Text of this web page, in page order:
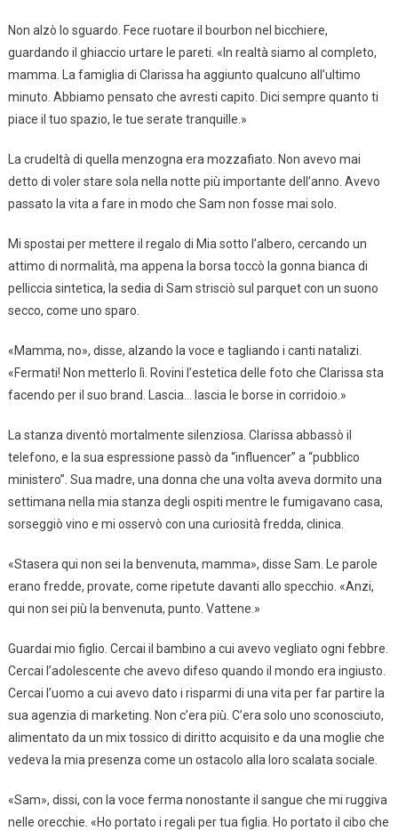
Non alzò lo sguardo. Fece ruotare il bourbon nel bicchiere,
guardando il ghiaccio urtare le pareti. «In realtà siamo al completo,
mamma. La famiglia di Clarissa ha aggiunto qualcuno all’ultimo
minuto. Abbiamo pensato che avresti capito. Dici sempre quanto ti
piace il tuo spazio, le tue serate tranquille.»
La crudeltà di quella menzogna era mozzafiato. Non avevo mai
detto di voler stare sola nella notte più importante dell’anno. Avevo
passato la vita a fare in modo che Sam non fosse mai solo.
Mi spostai per mettere il regalo di Mia sotto l’albero, cercando un
attimo di normalità, ma appena la borsa toccò la gonna bianca di
pelliccia sintetica, la sedia di Sam strisciò sul parquet con un suono
secco, come uno sparo.
«Mamma, no», disse, alzando la voce e tagliando i canti natalizi.
«Fermati! Non metterlo lì. Rovini l’estetica delle foto che Clarissa sta
facendo per il suo brand. Lascia… lascia le borse in corridoio.»
La stanza diventò mortalmente silenziosa. Clarissa abbassò il
telefono, e la sua espressione passò da “influencer” a “pubblico
ministero”. Sua madre, una donna che una volta aveva dormito una
settimana nella mia stanza degli ospiti mentre le fumigavano casa,
sorseggiò vino e mi osservò con una curiosità fredda, clinica.
«Stasera qui non sei la benvenuta, mamma», disse Sam. Le parole
erano fredde, provate, come ripetute davanti allo specchio. «Anzi,
qui non sei più la benvenuta, punto. Vattene.»
Guardai mio figlio. Cercai il bambino a cui avevo vegliato ogni febbre.
Cercai l’adolescente che avevo difeso quando il mondo era ingiusto.
Cercai l’uomo a cui avevo dato i risparmi di una vita per far partire la
sua agenzia di marketing. Non c’era più. C’era solo uno sconosciuto,
alimentato da un mix tossico di diritto acquisito e da una moglie che
vedeva la mia presenza come un ostacolo alla loro scalata sociale.
«Sam», dissi, con la voce ferma nonostante il sangue che mi ruggiva
nelle orecchie. «Ho portato i regali per tua figlia. Ho portato il cibo che